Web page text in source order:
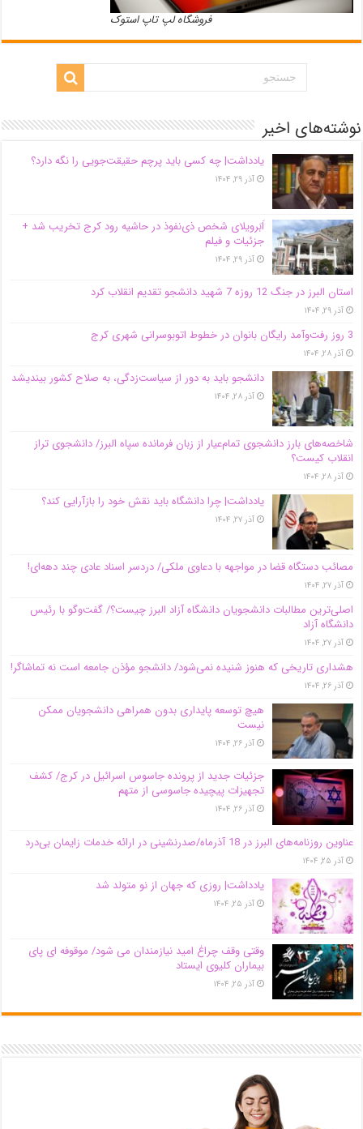
فروشگاه لپ تاپ استوک
نوشته‌های اخیر
یادداشت| ‌چه کسی باید پرچم حقیقت‌جویی را نگه دارد؟
آذر ۲۹, ۱۴۰۴
اَبَر‌ویلای شخص ذی‌نفوذ در حاشیه‌ رود کرج تخریب شد +
جزئیات و فیلم
آذر ۲۹, ۱۴۰۴
استان البرز در جنگ 12 روزه 7 شهید دانشجو تقدیم انقلاب کرد
آذر ۲۹, ۱۴۰۴
3 روز رفت‌وآمد رایگان بانوان در خطوط اتوبوسرانی شهری کرج
آذر ۲۸, ۱۴۰۴
دانشجو باید به دور از سیاست‌زدگی، به صلاح کشور بیندیشد
آذر ۲۸, ۱۴۰۴
شاخصه‌های بارز دانشجوی تمام‌عیار از زبان فرمانده سپاه البرز/ دانشجوی تراز
انقلاب کیست؟
آذر ۲۸, ۱۴۰۴
یادداشت| چرا دانشگاه باید نقش خود را بازآرایی کند؟
آذر ۲۷, ۱۴۰۴
مصائب دستگاه قضا در مواجهه با دعاوی ملکی/ دردسر اسناد عادی چند‌ دهه‌ای!
آذر ۲۷, ۱۴۰۴
اصلی‌ترین مطالبات دانشجویان دانشگاه آزاد البرز چیست؟/ گفت‌وگو با رئیس
دانشگاه آز‌اد
آذر ۲۷, ۱۴۰۴
هشداری تاریخی که هنوز شنیده نمی‌شود/ دانشجو مؤذن جامعه است نه تماشاگر!
آذر ۲۶, ۱۴۰۴
هیچ توسعه پایداری بدون همراهی دانشجویان ممکن
نیست
آذر ۲۶, ۱۴۰۴
جزئیات جدید از پرونده جاسوس اسرائیل در کرج/‌ کشف
تجهیزات پیچیده جاسوسی از متهم
آذر ۲۶, ۱۴۰۴
عناوین روزنامه‌های البرز در ‌18 آذرماه/صدرنشینی در ارائه خدمات زایمان بی‌درد
آذر ۲۵, ۱۴۰۴
یادداشت| روزی که جهان از نو متولد شد
آذر ۲۵, ۱۴۰۴
وقتی وقف چراغ امید نیازمندان می شود/ موقوفه ای پای
بیماران کلیوی ایستاد
آذر ۲۵, ۱۴۰۴